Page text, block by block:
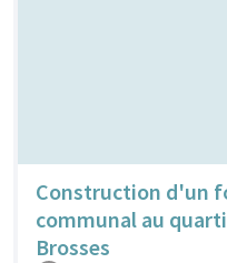
Construction d'un
communal au
Brosses